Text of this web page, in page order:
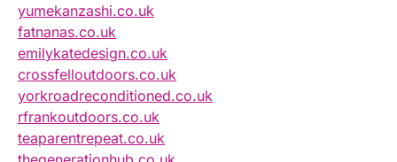
yumekanzashi.co.uk
fatnanas.co.uk
emilykatedesign.co.uk
crossfelloutdoors.co.uk
yorkroadreconditioned.co.uk
rfrankoutdoors.co.uk
teaparentrepeat.co.uk